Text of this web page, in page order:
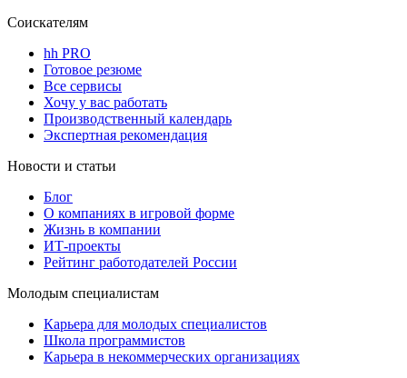
Соискателям
hh PRO
Готовое резюме
Все сервисы
Хочу у вас работать
Производственный календарь
Экспертная рекомендация
Новости и статьи
Блог
О компаниях в игровой форме
Жизнь в компании
ИТ-проекты
Рейтинг работодателей России
Молодым специалистам
Карьера для молодых специалистов
Школа программистов
Карьера в некоммерческих организациях